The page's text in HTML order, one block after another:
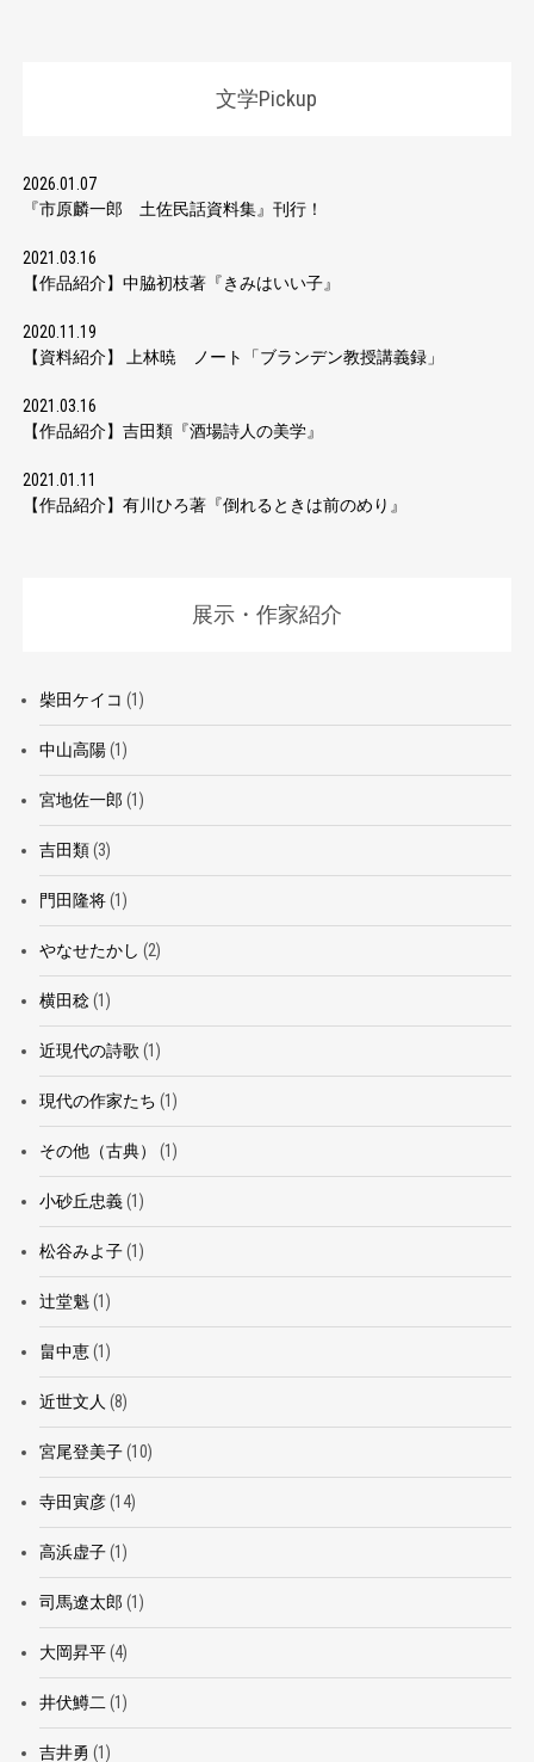
文学Pickup
2026.01.07
『市原麟一郎 土佐民話資料集』刊行！
2021.03.16
【作品紹介】中脇初枝著『きみはいい子』
2020.11.19
【資料紹介】 上林暁 ノート「ブランデン教授講義録」
2021.03.16
【作品紹介】吉田類『酒場詩人の美学』
2021.01.11
【作品紹介】有川ひろ著『倒れるときは前のめり』
展示・作家紹介
柴田ケイコ (1)
中山高陽(1)
宮地佐一郎 (1)
吉田類(3)
門田隆将(1)
やなせたかし (2)
横田稔(1)
近現代の詩歌 (1)
現代の作家たち (1)
その他（古典） (1)
小砂丘忠義(1)
松谷みよ子(1)
辻堂魁(1)
畠中恵(1)
近世文人 (8)
宮尾登美子(10)
寺田寅彦(14)
高浜虚子(1)
司馬遼太郎 (1)
大岡昇平(4)
井伏鱒二 (1)
吉井勇 (1)